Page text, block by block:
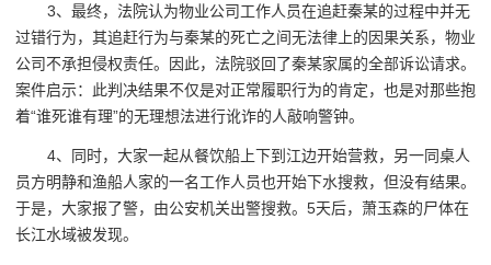
3、最终，法院认为物业公司工作人员在追赶秦某的过程中并无
过错行为，其追赶行为与秦某的死亡之间无法律上的因果关系，物业
公司不承担侵权责任。因此，法院驳回了秦某家属的全部诉讼请求。
案件启示：此判决结果不仅是对正常履职行为的肯定，也是对那些抱
着“谁死谁有理”的无理想法进行讹诈的人敲响警钟。
4、同时，大家一起从餐饮船上下到江边开始营救，另一同桌人
员方明静和渔船人家的一名工作人员也开始下水搜救，但没有结果。
于是，大家报了警，由公安机关出警搜救。5天后，萧玉森的尸体在
长江水域被发现。